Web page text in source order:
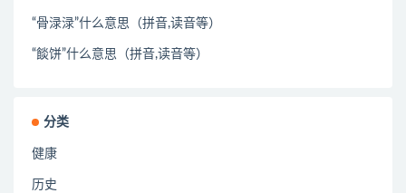
“骨渌渌”什么意思（拼音,读音等）
“餤饼”什么意思（拼音,读音等）
分类
健康
历史